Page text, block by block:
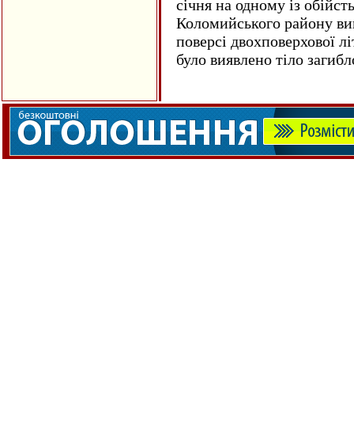
січня на одному із
Коломийського району
поверсі двохповерхової
було виявлено тіло